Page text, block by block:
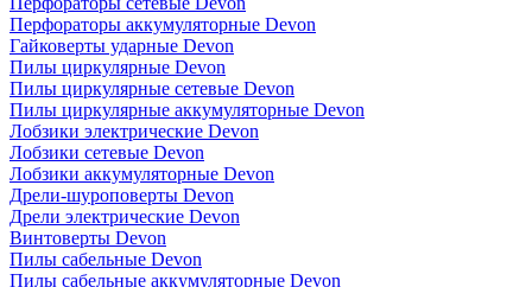
Перфораторы аккумуляторные Devon
Гайковерты ударные Devon
Пилы циркулярные Devon
Пилы циркулярные сетевые Devon
Пилы циркулярные аккумуляторные Devon
Лобзики электрические Devon
Лобзики сетевые Devon
Лобзики аккумуляторные Devon
Дрели-шуроповерты Devon
Дрели электрические Devon
Винтоверты Devon
Пилы сабельные Devon
Пилы сабельные аккумуляторные Devon